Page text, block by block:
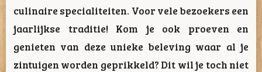
culinaire specialiteiten. Voor vele bezoekers een
jaarlijkse traditie! Kom je ook proeven en
genieten van deze unieke beleving waar al je
zintuigen worden geprikkeld? Dit wil je toch niet